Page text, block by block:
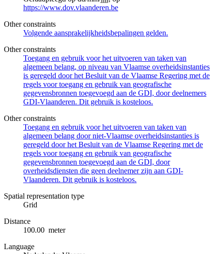
https://www.dov.vlaanderen.be
Other constraints
Volgende aansprakelijkheidsbepalingen gelden.
Other constraints
Toegang en gebruik voor het uitvoeren van taken van
algemeen belang, op niveau van Vlaamse overheidsinstanties
is geregeld door het Besluit van de Vlaamse Regering met de
regels voor toegang en gebruik van geografische
gegevensbronnen toegevoegd aan de GDI, door deelnemers
GDI-Vlaanderen. Dit gebruik is kosteloos.
Other constraints
Toegang en gebruik voor het uitvoeren van taken van
algemeen belang door niet-Vlaamse overheidsinstanties is
geregeld door het Besluit van de Vlaamse Regering met de
regels voor toegang en gebruik van geografische
gegevensbronnen toegevoegd aan de GDI, door
overheidsdiensten die geen deelnemer zijn aan GDI-
Vlaanderen. Dit gebruik is kosteloos.
Spatial representation type
Grid
Distance
100.00 meter
Language